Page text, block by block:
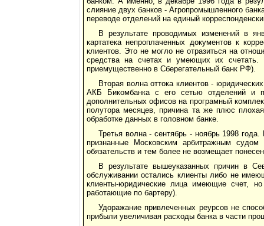
слияние двух банков - Агропромышленного
переводе отделений на единый
В результате проводимых изменений в
картатека непроплаченных документов к
клиентов. Это не могло не отразиться на
средства на счетах и умеющих их счетать.
приемущественно в Сберегательный банк РФ).
Вторая волна оттока клиентов -
АКБ Бикомбанка с его сетью отделений и
дополнительных офисов на програмный
полутора месяцев, причина та же плюс
обработке данных в головном банке.
Третья волна - сентябрь - ноябрь 1998
признанные Московским арбитражным судом
обязательств и тем более не возмещает
В результате вышеуказанных причин в
обслуживании остались клиенты либо не
клиенты-юридические лица имеющие счет,
работающие по бартеру).
Удоражание привлеченных реурсов не
прибыли увеличивая расходы банка в части